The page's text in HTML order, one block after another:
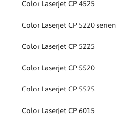
Color Laserjet CP 4525
Color Laserjet CP 5220 serien
Color Laserjet CP 5225
Color Laserjet CP 5520
Color Laserjet CP 5525
Color Laserjet CP 6015